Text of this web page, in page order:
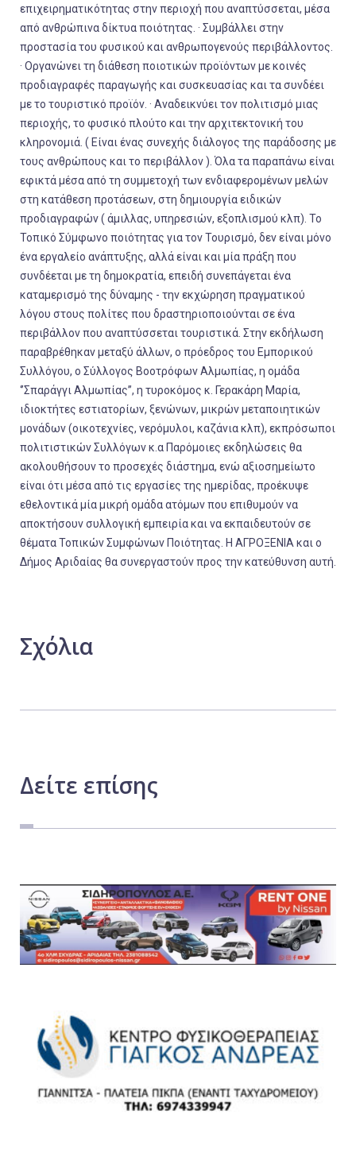
επιχειρηματικότητας στην περιοχή που αναπτύσσεται, μέσα
από ανθρώπινα δίκτυα ποιότητας. · Συμβάλλει στην
προστασία του φυσικού και ανθρωπογενούς περιβάλλοντος.
· Οργανώνει τη διάθεση ποιοτικών προϊόντων με κοινές
προδιαγραφές παραγωγής και συσκευασίας και τα συνδέει
με το τουριστικό προϊόν. · Αναδεικνύει τον πολιτισμό μιας
περιοχής, το φυσικό πλούτο και την αρχιτεκτονική του
κληρονομιά. ( Είναι ένας συνεχής διάλογος της παράδοσης με
τους ανθρώπους και το περιβάλλον ). Όλα τα παραπάνω είναι
εφικτά μέσα από τη συμμετοχή των ενδιαφερομένων μελών
στη κατάθεση προτάσεων, στη δημιουργία ειδικών
προδιαγραφών ( άμιλλας, υπηρεσιών, εξοπλισμού κλπ). Το
Τοπικό Σύμφωνο ποιότητας για τον Τουρισμό, δεν είναι μόνο
ένα εργαλείο ανάπτυξης, αλλά είναι και μία πράξη που
συνδέεται με τη δημοκρατία, επειδή συνεπάγεται ένα
καταμερισμό της δύναμης - την εκχώρηση πραγματικού
λόγου στους πολίτες που δραστηριοποιούνται σε ένα
περιβάλλον που αναπτύσσεται τουριστικά. Στην εκδήλωση
παραβρέθηκαν μεταξύ άλλων, ο πρόεδρος του Εμπορικού
Συλλόγου, ο Σύλλογος Βοοτρόφων Αλμωπίας, η ομάδα
‘’Σπαράγγι Αλμωπίας’’, η τυροκόμος κ. Γερακάρη Μαρία,
ιδιοκτήτες εστιατορίων, ξενώνων, μικρών μεταποιητικών
μονάδων (οικοτεχνίες, νερόμυλοι, καζάνια κλπ), εκπρόσωποι
πολιτιστικών Συλλόγων κ.α Παρόμοιες εκδηλώσεις θα
ακολουθήσουν το προσεχές διάστημα, ενώ αξιοσημείωτο
είναι ότι μέσα από τις εργασίες της ημερίδας, προέκυψε
εθελοντικά μία μικρή ομάδα ατόμων που επιθυμούν να
αποκτήσουν συλλογική εμπειρία και να εκπαιδευτούν σε
θέματα Τοπικών Συμφώνων Ποιότητας. Η ΑΓΡΟΞΕΝΙΑ και ο
Δήμος Αριδαίας θα συνεργαστούν προς την κατεύθυνση αυτή.
Σχόλια
Δείτε επίσης